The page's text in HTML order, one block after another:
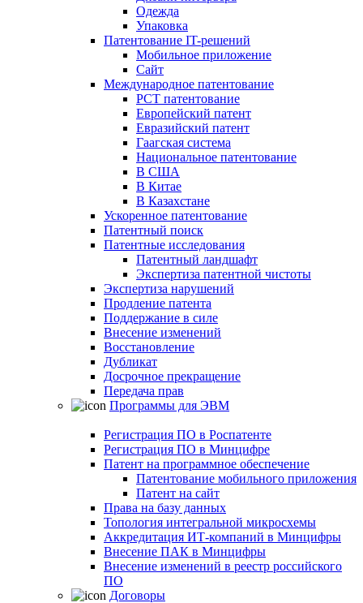
Одежда
Упаковка
Патентование IT-решений
Мобильное приложение
Сайт
Международное патентование
PCT патентование
Европейский патент
Евразийский патент
Гаагская система
Национальное патентование
В США
В Китае
В Казахстане
Ускоренное патентование
Патентный поиск
Патентные исследования
Патентный ландшафт
Экспертиза патентной чистоты
Экспертиза нарушений
Продление патента
Поддержание в силе
Внесение изменений
Восстановление
Дубликат
Досрочное прекращение
Передача прав
Программы для ЭВМ
Регистрация ПО в Роспатенте
Регистрация ПО в Минцифре
Патент на программное обеспечение
Патентование мобильного приложения
Патент на сайт
Права на базу данных
Топология интегральной микросхемы
Аккредитация ИТ-компаний в Минцифры
Внесение ПАК в Минцифры
Внесение изменений в реестр российского
ПО
Договоры